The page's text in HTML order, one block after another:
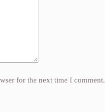
for the next time I comment.